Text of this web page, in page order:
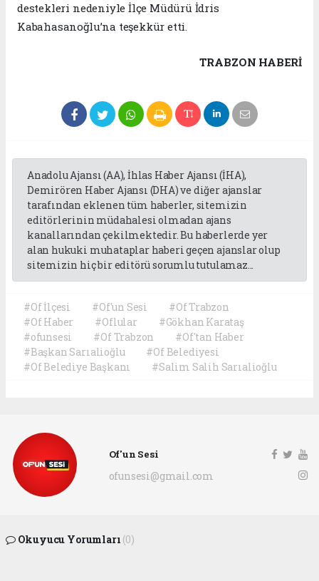
destekleri nedeniyle İlçe Müdürü İdris
Kabahasanoğlu’na teşekkür etti.
TRABZON HABERİ
Anadolu Ajansı (AA), İhlas Haber Ajansı (İHA),
Demirören Haber Ajansı (DHA) ve diğer ajanslar
tarafından eklenen tüm haberler, sitemizin
editörlerinin müdahalesi olmadan ajans
kanallarından çekilmektedir. Bu haberlerde yer
alan hukuki muhataplar haberi geçen ajanslar olup
sitemizin hiç bir editörü sorumlu tutulamaz...
#Of İlçesi #Of'un Sesi
#Of Trabzon
#Of Haber
#Oflular
#Gökhan Karataş
#ofunsesi
#Of Trabzon
#Of'tan Haber
#Başkan Sarıalioğlu
#Of Belediyesi
#Of Belediye Başkanı
#Salim Salih Sarıalioğlu
Of'un Sesi
ofunsesi@gmail.com
Okuyucu Yorumları (0)